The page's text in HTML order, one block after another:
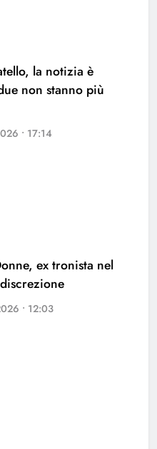
la notizia è
non stanno più
• 17:14
ex tronista nel
• 12:03